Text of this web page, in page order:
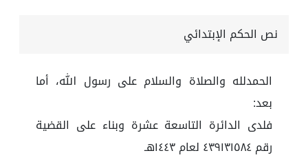
نص الحكم الإبتدائي
الحمدلله والصلاة والسلام على رسول الله، أما
بعد:
فلدى الدائرة التاسعة عشرة وبناء على القضية
رقم ٤٣٩١٣١٥٨٤ لعام ١٤٤٣هـ